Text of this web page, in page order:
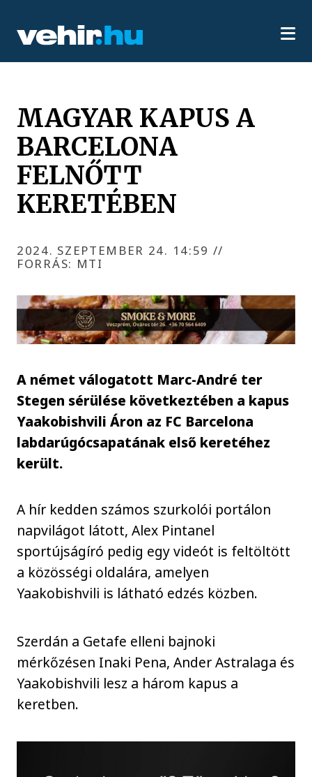
MAGYAR KAPUS A
BARCELONA
FELNŐTT
KERETÉBEN
2024. SZEPTEMBER 24. 14:59 //
FORRÁS: MTI
A német válogatott Marc-André ter
Stegen sérülése következtében a kapus
Yaakobishvili Áron az FC Barcelona
labdarúgócsapatának első keretéhez
került.
A hír kedden számos szurkolói portálon
napvilágot látott, Alex Pintanel
sportújságíró pedig egy videót is feltöltött
a közösségi oldalára, amelyen
Yaakobishvili is látható edzés közben.
Szerdán a Getafe elleni bajnoki
mérkőzésen Inaki Pena, Ander Astralaga és
Yaakobishvili lesz a három kapus a
keretben.